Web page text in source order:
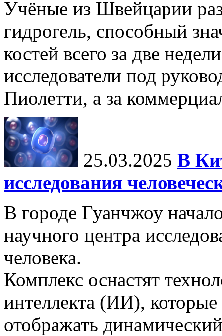
Учёные из Швейцарии
гидрогель, способный
костей всего за две
исследователи под
Пиолетти, а за
25.03.2025 В
исследования
В городе Гуанчжоу
научного центра
человека.
Комплекс оснастят
интеллекта (ИИ),
отображать